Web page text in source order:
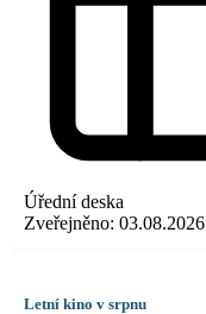
Úřední deska
Zveřejněno: 03.08.2026
Letní kino v srpnu